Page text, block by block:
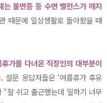
는 불면증 등 수면 밸런스가 깨지
때문에 일상생활로 돌아왔을 때
가를 다녀온 직장인의 대부분이
.설문 응답자들은 ‘여름휴가 후유
잘 쉬고 출근했는데 일하기 너무